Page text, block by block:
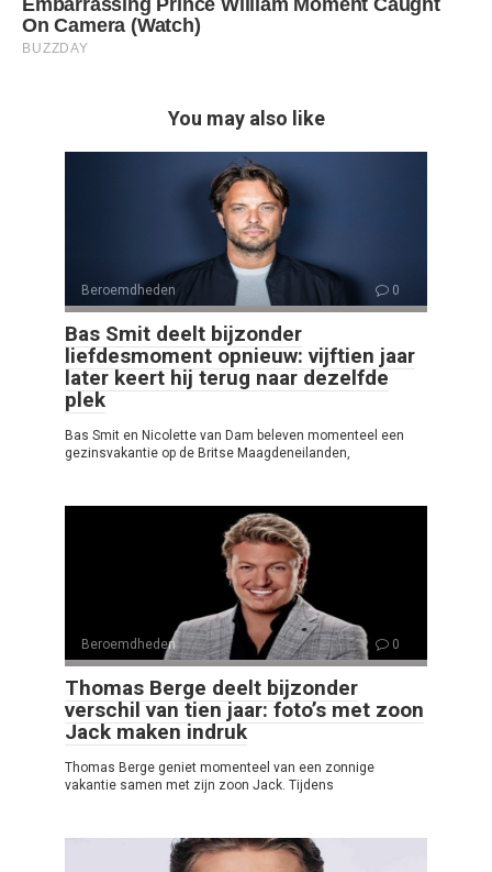
You may also like
Beroemdheden 0
Bas Smit deelt bijzonder
liefdesmoment opnieuw: vijftien jaar
later keert hij terug naar dezelfde
plek
Bas Smit en Nicolette van Dam beleven momenteel een
gezinsvakantie op de Britse Maagdeneilanden,
Beroemdheden 0
Thomas Berge deelt bijzonder
verschil van tien jaar: foto’s met zoon
Jack maken indruk
Thomas Berge geniet momenteel van een zonnige
vakantie samen met zijn zoon Jack. Tijdens